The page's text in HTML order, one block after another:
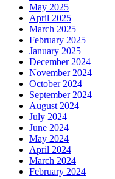
May 2025
April 2025
March 2025
February 2025
January 2025
December 2024
November 2024
October 2024
September 2024
August 2024
July 2024
June 2024
May 2024
April 2024
March 2024
February 2024